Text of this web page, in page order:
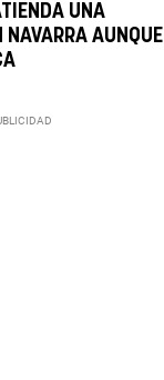
UNA
NAVARRA AUNQUE